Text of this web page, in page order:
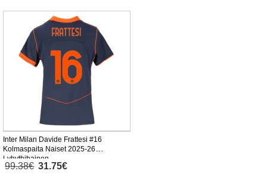
Inter Milan Davide Frattesi #16
Kolmaspaita Naiset 2025-26
Lyhythihainen
99.38€ 31.75€